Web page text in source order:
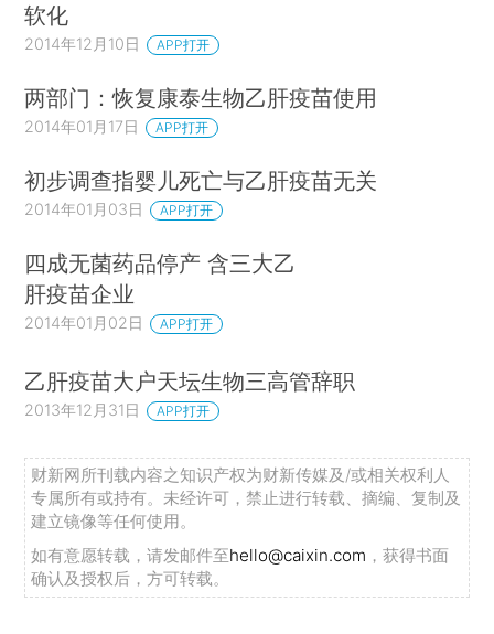
软化
2014年12月10日 APP打开
两部门：恢复康泰生物乙肝疫苗使用
2014年01月17日 APP打开
初步调查指婴儿死亡与乙肝疫苗无关
2014年01月03日 APP打开
四成无菌药品停产 含三大乙
肝疫苗企业
2014年01月02日 APP打开
乙肝疫苗大户天坛生物三高管辞职
2013年12月31日 APP打开
财新网所刊载内容之知识产权为财新传媒及/或相关权利人
专属所有或持有。未经许可，禁止进行转载、摘编、复制及
建立镜像等任何使用。
如有意愿转载，请发邮件至hello@caixin.com ，获得书面
确认及授权后，方可转载。